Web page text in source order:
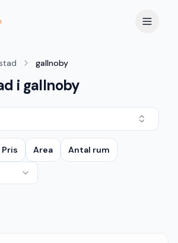
gallnoby
i gallnoby
Pris Area Antal rum